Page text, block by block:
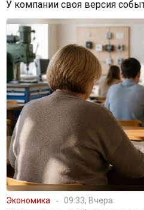
У компании своя версия
Экономика 09:33, Вчера